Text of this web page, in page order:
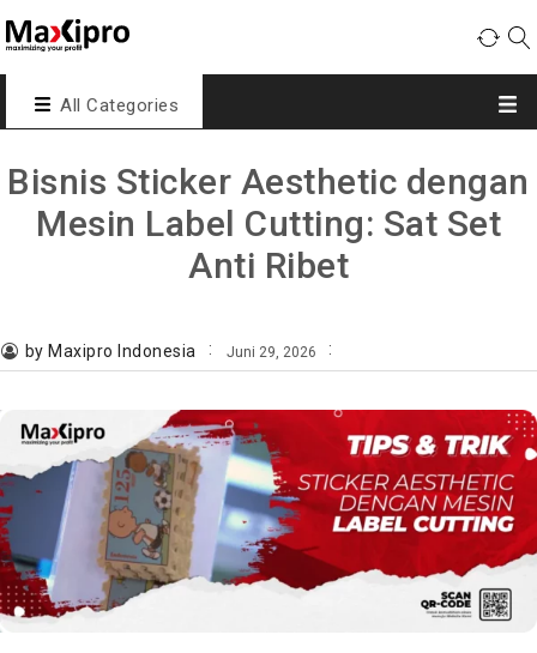
All Categories
Bisnis Sticker Aesthetic dengan
Mesin Label Cutting: Sat Set
Anti Ribet
by Maxipro Indonesia Juni 29, 2026